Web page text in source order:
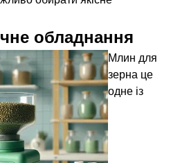
обладнання
Млин для
зерна це
одне із